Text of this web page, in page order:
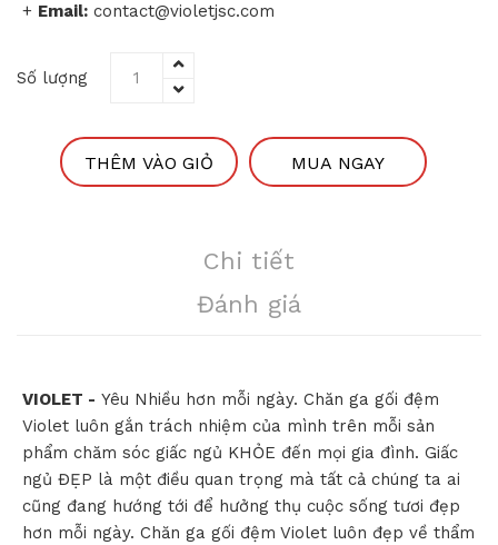
+ Email: contact@violetjsc.com
Số lượng
THÊM VÀO GIỎ MUA NGAY
Chi tiết
Đánh giá
VIOLET - Yêu Nhiều hơn mỗi ngày. Chăn ga gối đệm
Violet luôn gắn trách nhiệm của mình trên mỗi sản
phẩm chăm sóc giấc ngủ KHỎE đến mọi gia đình. Giấc
ngủ ĐẸP là một điều quan trọng mà tất cả chúng ta ai
cũng đang hướng tới để hưởng thụ cuộc sống tươi đẹp
hơn mỗi ngày. Chăn ga gối đệm Violet luôn đẹp về thẩm